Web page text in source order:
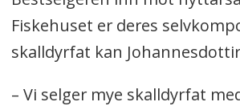
Fiskehuset er deres
skalldyrfat kan
– Vi selger mye skalldyrfat